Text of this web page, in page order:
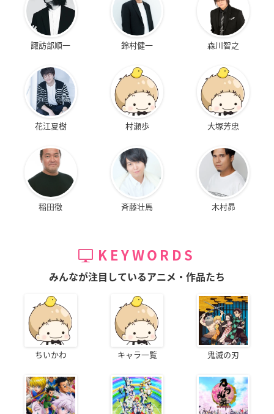
諏訪部順一 鈴村健一 森川智之
花江夏樹 村瀬歩 大塚芳忠
稲田徹 斉藤壮馬 木村昴
KEYWORDS
みんなが注目しているアニメ・作品たち
ちいかわ キャラ一覧 鬼滅の刃